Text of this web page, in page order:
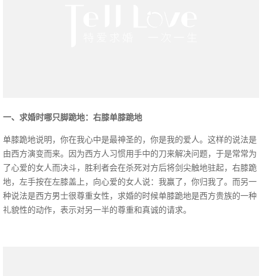
一、求婚时哪只脚跪地：右膝单膝跪地
单膝跪地说明，你在我心中是最神圣的，你是我的爱人。这样的说法是
由西方演变而来。因为西方人习惯用手中的刀来解决问题，于是常常为
了心爱的女人而决斗，胜利者会在杀死对方后将剑尖触地驻起，右膝跪
地，左手按在左膝盖上，向心爱的女人说：我赢了，你归我了。而另一
种说法是西方男士很尊重女性，求婚的时候单膝跪地是西方贵族的一种
礼貌性的动作，表示对另一半的尊重和真诚的请求。